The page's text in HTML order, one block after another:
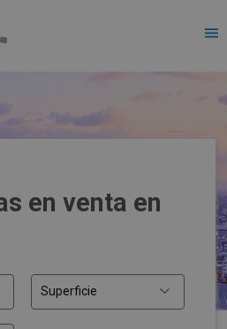
en venta en
Superficie